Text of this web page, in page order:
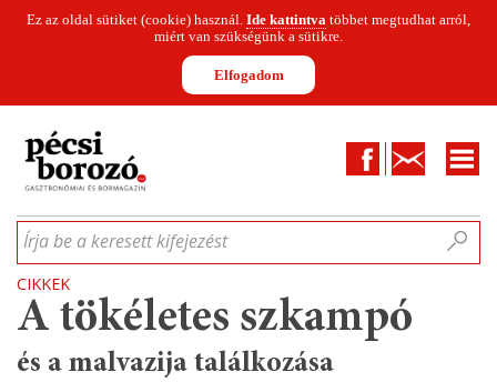
Ez az oldal sütiket (cookie) használ. Ide kattintva többet megtudhat arról,
miért van szükségünk a sütikre.
Elfogadom
FacebookKapcsolat
CIKKEKHÍREKINFOGRAFIKÁKMUNKATÁRSAKWINESOFA
Írja be a keresett kifejezést
CIKKEK
A tökéletes szkampó
és a malvazija találkozása